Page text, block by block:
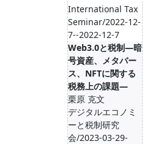
International Tax
Seminar/2022-12-
7--2022-12-7
Web3.0と税制―暗
号資産、メタバー
ス、NFTに関する
税務上の課題―
栗原 克文
デジタルエコノミ
ーと税制研究
会/2023-03-29-